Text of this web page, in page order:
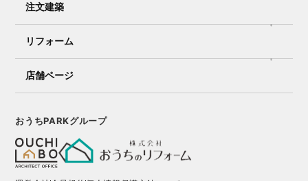
注文建築
リフォーム
店舗ページ
おうちPARKグループ